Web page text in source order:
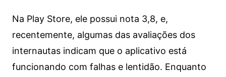
Na Play Store, ele possui nota 3,8, e,
recentemente, algumas das avaliações dos
internautas indicam que o aplicativo está
funcionando com falhas e lentidão. Enquanto